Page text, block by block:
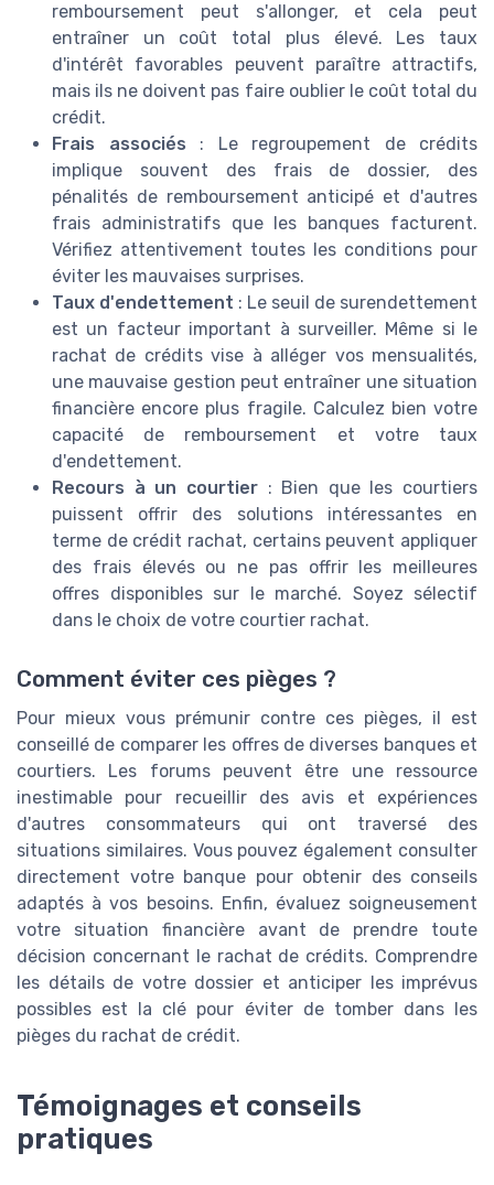
remboursement peut s'allonger, et cela peut
entraîner un coût total plus élevé. Les taux
d'intérêt favorables peuvent paraître attractifs,
mais ils ne doivent pas faire oublier le coût total du
crédit.
Frais associés : Le regroupement de crédits
implique souvent des frais de dossier, des
pénalités de remboursement anticipé et d'autres
frais administratifs que les banques facturent.
Vérifiez attentivement toutes les conditions pour
éviter les mauvaises surprises.
Taux d'endettement : Le seuil de surendettement
est un facteur important à surveiller. Même si le
rachat de crédits vise à alléger vos mensualités,
une mauvaise gestion peut entraîner une situation
financière encore plus fragile. Calculez bien votre
capacité de remboursement et votre taux
d'endettement.
Recours à un courtier: Bien que les courtiers
puissent offrir des solutions intéressantes en
terme de crédit rachat, certains peuvent appliquer
des frais élevés ou ne pas offrir les meilleures
offres disponibles sur le marché. Soyez sélectif
dans le choix de votre courtier rachat.
Comment éviter ces pièges ?
Pour mieux vous prémunir contre ces pièges, il est
conseillé de comparer les offres de diverses banques et
courtiers. Les forums peuvent être une ressource
inestimable pour recueillir des avis et expériences
d'autres consommateurs qui ont traversé des
situations similaires. Vous pouvez également consulter
directement votre banque pour obtenir des conseils
adaptés à vos besoins. Enfin, évaluez soigneusement
votre situation financière avant de prendre toute
décision concernant le rachat de crédits. Comprendre
les détails de votre dossier et anticiper les imprévus
possibles est la clé pour éviter de tomber dans les
pièges du rachat de crédit.
Témoignages et conseils
pratiques